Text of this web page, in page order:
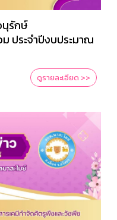
นุรักษ์
ประจำปีงบประมาณ
ดูรายละเอียด >>